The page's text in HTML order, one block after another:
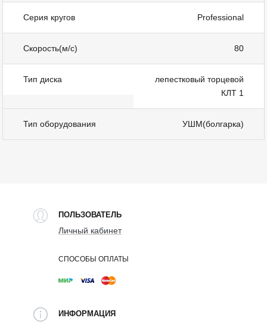
Серия кругов Professional
Скорость(м/с) 80
Тип диска
лепестковый торцевой
КЛТ 1
Тип оборудования УШМ(болгарка)
ПОЛЬЗОВАТЕЛЬ
Личный кабинет
СПОСОБЫ ОПЛАТЫ
ИНФОРМАЦИЯ